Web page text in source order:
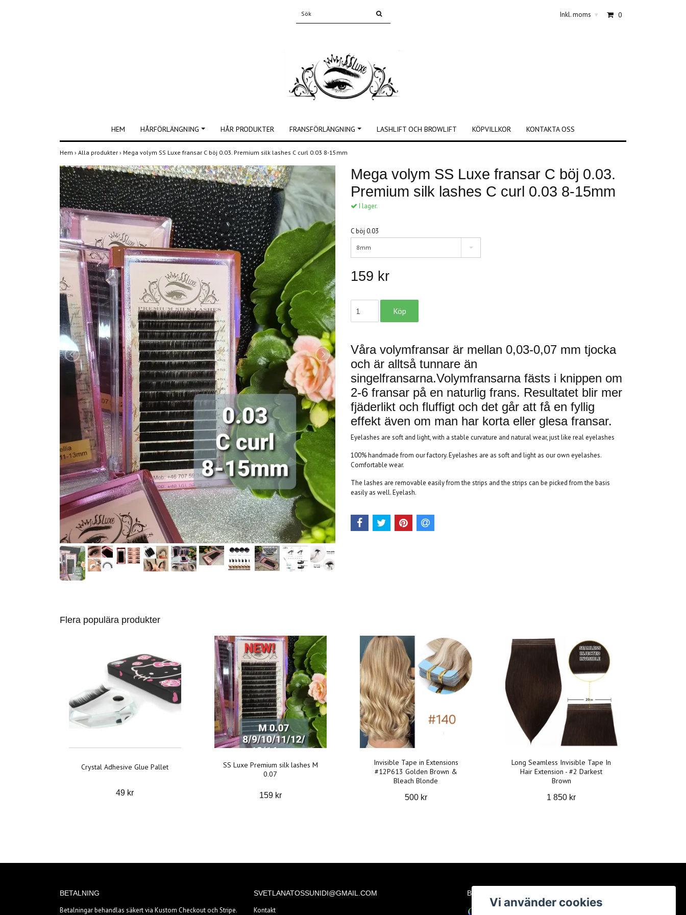
Inkl. moms ▾ 0
HEM HÅRFÖRLÄNGNING HÅR PRODUKTER FRANSFÖRLÄNGNING LASHLIFT OCH BROWLIFT KÖPVILLKOR KONTAKTA OSS
Hem › Alla produkter › Mega volym SS Luxe fransar C böj 0.03. Premium silk lashes C curl 0.03 8-15mm
Mega volym SS Luxe fransar C böj 0.03.
Premium silk lashes C curl 0.03 8-15mm
I lager.
C böj 0.03
8mm
159 kr
Våra volymfransar är mellan 0,03-0,07 mm tjocka
och är alltså tunnare än
singelfransarna.Volymfransarna fästs i knippen om
2-6 fransar på en naturlig frans. Resultatet blir mer
fjäderlikt och fluffigt och det går att få en fyllig
effekt även om man har korta eller glesa fransar.
Eyelashes are soft and light, with a stable curvature and natural wear, just like real eyelashes
100% handmade from our factory. Eyelashes are as soft and light as our own eyelashes.
Comfortable wear.
The lashes are removable easily from the strips and the strips can be picked from the basis
easily as well. Eyelash.
Flera populära produkter
Crystal Adhesive Glue Pallet
49 kr
SS Luxe Premium silk lashes M
0.07
159 kr
Invisible Tape in Extensions
#12P613 Golden Brown &
Bleach Blonde
500 kr
Long Seamless Invisible Tape In
Hair Extension - #2 Darkest
Brown
1 850 kr
BETALNING
Betalningar behandlas säkert via Kustom Checkout och Stripe.
SVETLANATOSSUNIDI@GMAIL.COM
Kontakt
BETALSÄTT
Vi använder cookies